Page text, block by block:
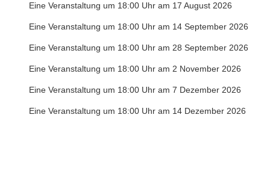
Eine Veranstaltung um 18:00 Uhr am 17 August 2026
Eine Veranstaltung um 18:00 Uhr am 14 September 2026
Eine Veranstaltung um 18:00 Uhr am 28 September 2026
Eine Veranstaltung um 18:00 Uhr am 2 November 2026
Eine Veranstaltung um 18:00 Uhr am 7 Dezember 2026
Eine Veranstaltung um 18:00 Uhr am 14 Dezember 2026